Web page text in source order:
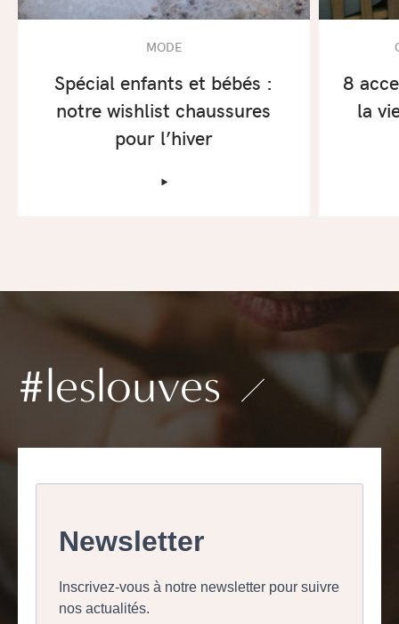
MODE
Spécial enfants et bébés :
notre wishlist chaussures
pour l’hiver
‣
8
la
#leslouves